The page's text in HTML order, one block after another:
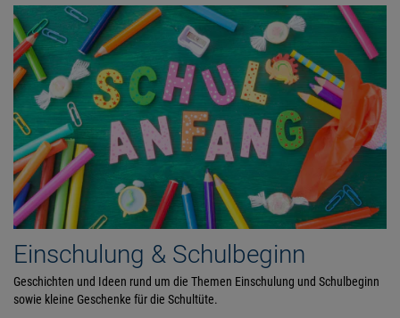
Einschulung & Schulbeginn
Geschichten und Ideen rund um die Themen Einschulung und Schulbeginn
sowie kleine Geschenke für die Schultüte.